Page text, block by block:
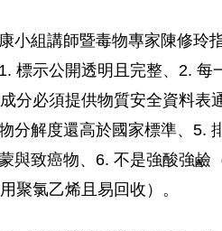
小組講師暨毒物專家陳修玲
標示公開透明且完整、2. 每
分必須提供物質安全資料表
分解度還高於國家標準、5.
與致癌物、6. 不是強酸強鹼
聚氯乙烯且易回收）。